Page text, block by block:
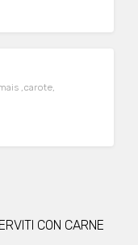
,carote,
CON CARNE